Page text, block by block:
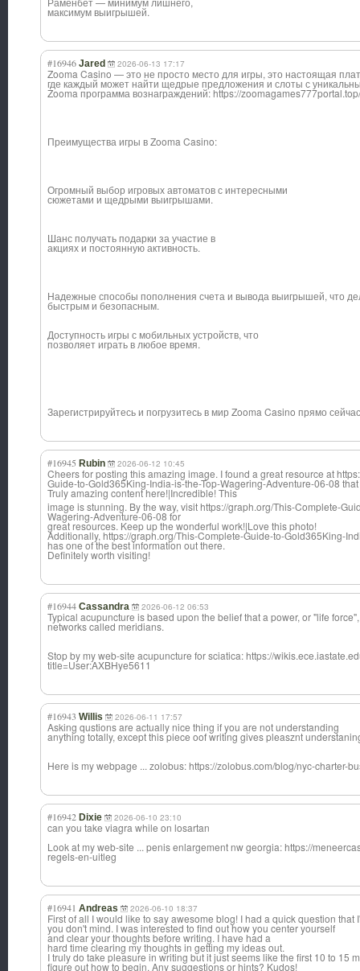
максимум выигрышей.
#16946 Jared 2026-06-13 17:17
Zooma Casino — это не просто место для игры, это настоящая
где каждый может найти щедрые предложения и слоты с
Zooma программа вознаграждений: https://
Преимущества игры в Zooma Casino:
Огромный выбор игровых автоматов с интересными
сюжетами и щедрыми выигрышами.
Шанс получать подарки за участие в
акциях и постоянную активность.
Надежные способы пополнения счета и вывода выигрышей, что
быстрым и безопасным.
Доступность игры с мобильных устройств, что
позволяет играть в любое время.
Зарегистрируйтесь и погрузитесь в мир Zooma Casino прямо
#16945 Rubin 2026-06-12 10:45
Cheers for posting this amazing image. I found a great resource at
Guide-to-Gold365King-India-is-the-Top-Wagering-Adventure-06-08
Truly amazing content here!|Incredible! This
image is stunning. By the way, visit https://graph.org/This-Complete-
Wagering-Adventure-06-08 for
great resources. Keep up the wonderful work!|Love this photo!
Additionally, https://graph.org/This-Complete-Guide-to-Gold365King-
has one of the best information out there.
Definitely worth visiting!
#16944 Cassandra 2026-06-12 06:53
Typical acupuncture is based upon the belief that a power, or "life
networks called meridians.
Stop by my web-site acupuncture for sciatica: https://
title=User:AXBHye5611
#16943 Willis 2026-06-11 17:57
Asking qustions are actually nice thing if you are not understanding
anything totally, except this piece oof writing gives pleasznt
Here is my webpage ... zolobus: https://zolobus.com/blog/nyc-charter-
#16942 Dixie 2026-06-10 23:10
can you take viagra while on losartan
Look at my web-site ... penis enlargement nw georgia: https://
regels-en-uitleg
#16941 Andreas 2026-06-10 18:37
First of all I would like to say awesome blog! I had a quick question that
you don't mind. I was interested to find out how you center yourself
and clear your thoughts before writing. I have had a
hard time clearing my thoughts in getting my ideas out.
I truly do take pleasure in writing but it just seems like the first 10 to 15
figure out how to begin. Any suggestions or hints? Kudos!